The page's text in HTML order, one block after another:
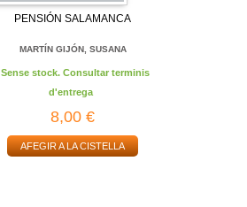
PENSIÓN SALAMANCA
MARTÍN GIJÓN, SUSANA
Sense stock. Consultar terminis
d'entrega
8,00 €
AFEGIR A LA CISTELLA